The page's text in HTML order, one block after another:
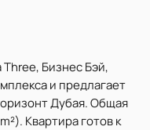
Three, Бизнес Бэй,
и предлагает
Дубая. Общая
Квартира готов к